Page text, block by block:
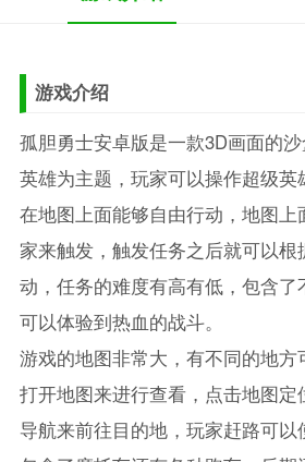
游戏介绍
孤胆勇士安卓版是一款3D画面的
英雄为主题，玩家可以操作超级英
在地图上面能够自由行动，地图
家来触发，触发任务之后就可以
动，任务的难度有高有低，包含
可以体验到热血的战斗。
游戏的地图非常大，有不同的地方
打开地图来进行查看，点击地图
导航来前往目的地，玩家赶路可以